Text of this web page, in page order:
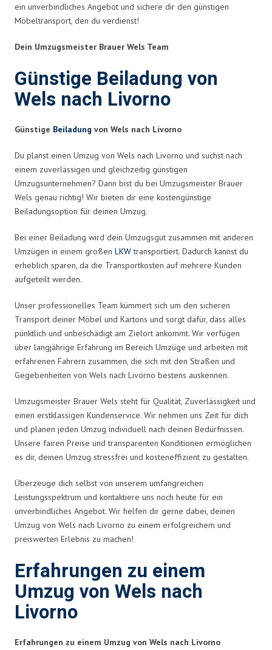
ein unverbindliches Angebot und sichere dir den günstigen
Möbeltransport, den du verdienst!
Dein Umzugsmeister Brauer Wels Team
Günstige Beiladung von
Wels nach Livorno
Günstige Beiladung von Wels nach Livorno
Du planst einen Umzug von Wels nach Livorno und suchst nach
einem zuverlässigen und gleichzeitig günstigen
Umzugsunternehmen? Dann bist du bei Umzugsmeister Brauer
Wels genau richtig! Wir bieten dir eine kostengünstige
Beiladungsoption für deinen Umzug.
Bei einer Beiladung wird dein Umzugsgut zusammen mit anderen
Umzügen in einem großen LKWtransportiert. Dadurch kannst du
erheblich sparen, da die Transportkosten auf mehrere Kunden
aufgeteilt werden.
Unser professionelles Team kümmert sich um den sicheren
Transport deiner Möbel und Kartons und sorgt dafür, dass alles
pünktlich und unbeschädigt am Zielort ankommt. Wir verfügen
über langjährige Erfahrung im Bereich Umzüge und arbeiten mit
erfahrenen Fahrern zusammen, die sich mit den Straßen und
Gegebenheiten von Wels nach Livorno bestens auskennen.
Umzugsmeister Brauer Wels steht für Qualität, Zuverlässigkeit und
einen erstklassigen Kundenservice. Wir nehmen uns Zeit für dich
und planen jeden Umzug individuell nach deinen Bedürfnissen.
Unsere fairen Preise und transparenten Konditionen ermöglichen
es dir, deinen Umzug stressfrei und kosteneffizient zu gestalten.
Überzeuge dich selbst von unserem umfangreichen
Leistungsspektrum und kontaktiere uns noch heute für ein
unverbindliches Angebot. Wir helfen dir gerne dabei, deinen
Umzug von Wels nach Livorno zu einem erfolgreichem und
preiswerten Erlebnis zu machen!
Erfahrungen zu einem
Umzug von Wels nach
Livorno
Erfahrungen zu einem Umzug von Wels nach Livorno